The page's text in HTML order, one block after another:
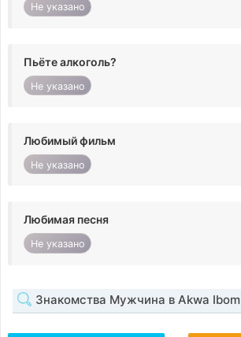
Не указано
Пьёте алкоголь?
Не указано
Любимый фильм
Не указано
Любимая песня
Не указано
Знакомства Мужчина в Akwa Ibom